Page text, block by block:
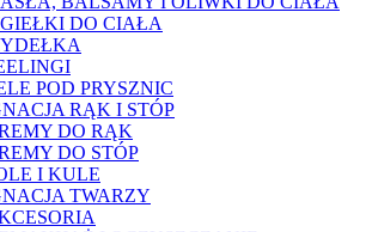
DO CIAŁA
POD PRYSZNIC
RĄK I STÓP
DO RĄK
DO STÓP
I KULE
TWARZY